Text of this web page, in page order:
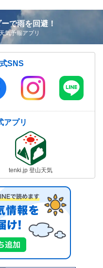
で雨を回避！
気予報アプリ
SNS
アプリ
tenki.jp 登山天気